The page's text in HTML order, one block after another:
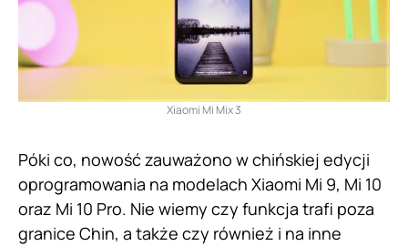
Xiaomi Mi Mix 3
Póki co, nowość zauważono w chińskiej edycji
oprogramowania na modelach Xiaomi Mi 9, Mi 10
oraz Mi 10 Pro. Nie wiemy czy funkcja trafi poza
granice Chin, a także czy również i na inne